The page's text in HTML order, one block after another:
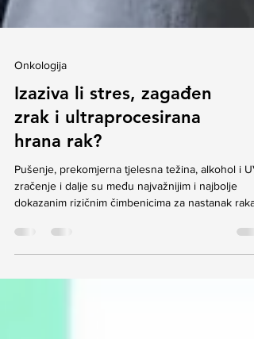
Onkologija
Izaziva li stres, zagađen
zrak i ultraprocesirana
hrana rak?
Pušenje, prekomjerna tjelesna težina, alkohol i
zračenje i dalje su među najvažnijim i najbolje
tzv. “novim” ili “modernim” rizicima –